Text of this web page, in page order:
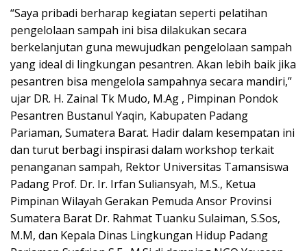
“Saya pribadi berharap kegiatan seperti pelatihan
pengelolaan sampah ini bisa dilakukan secara
berkelanjutan guna mewujudkan pengelolaan sampah
yang ideal di lingkungan pesantren. Akan lebih baik jika
pesantren bisa mengelola sampahnya secara mandiri,”
ujar DR. H. Zainal Tk Mudo, M.Ag , Pimpinan Pondok
Pesantren Bustanul Yaqin, Kabupaten Padang
Pariaman, Sumatera Barat. Hadir dalam kesempatan ini
dan turut berbagi inspirasi dalam workshop terkait
penanganan sampah, Rektor Universitas Tamansiswa
Padang Prof. Dr. Ir. Irfan Suliansyah, M.S., Ketua
Pimpinan Wilayah Gerakan Pemuda Ansor Provinsi
Sumatera Barat Dr. Rahmat Tuanku Sulaiman, S.Sos,
M.M, dan Kepala Dinas Lingkungan Hidup Padang